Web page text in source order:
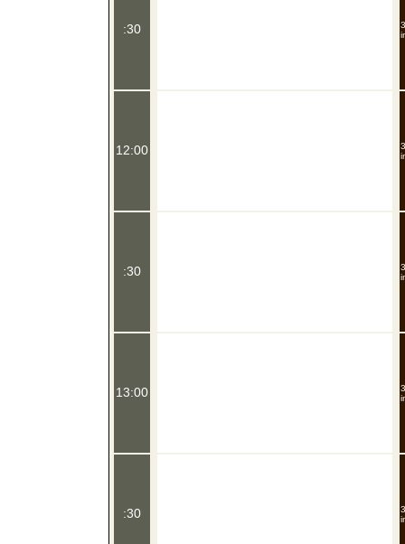
:30
12:00
:30
13:00
:30